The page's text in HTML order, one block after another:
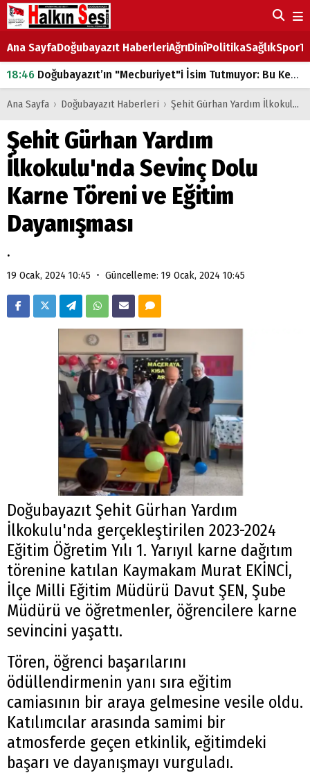
Ana SayfaDoğubayazıt HaberleriAğrıDinîPolitikaSağlıkSpor
18:46 Doğubayazıt’ın "Mecburiyet"i İsim Tutmuyor: Bu Kez de Mem u Zîn Oldu!
07:53Doğubayazıt’ta Ekmek Fiyatlarına Zam
Doğubayazıt'ta çocukların sırtındaki ağır yük
07:00
DEVLET ve HÜKÜMET
18:29ÇARŞI CADDESİ YAZ BOZ TAHTASI
Ana Sayfa › Doğubayazıt Haberleri › Şehit Gürhan Yardım İlkokulu'nda Sevinç Dolu Karne Töreni ve Eğitim Dayanışması
Şehit Gürhan Yardım
İlkokulu'nda Sevinç Dolu
Karne Töreni ve Eğitim
Dayanışması
.
19 Ocak, 2024 10:45 • Güncelleme: 19 Ocak, 2024 10:45
Doğubayazıt Şehit Gürhan Yardım
İlkokulu'nda gerçekleştirilen 2023-2024
Eğitim Öğretim Yılı 1. Yarıyıl karne dağıtım
törenine katılan Kaymakam Murat EKİNCİ,
İlçe Milli Eğitim Müdürü Davut ŞEN, Şube
Müdürü ve öğretmenler, öğrencilere karne
sevincini yaşattı.
Tören, öğrenci başarılarını
ödüllendirmenin yanı sıra eğitim
camiasının bir araya gelmesine vesile oldu.
Katılımcılar arasında samimi bir
atmosferde geçen etkinlik, eğitimdeki
başarı ve dayanışmayı vurguladı.